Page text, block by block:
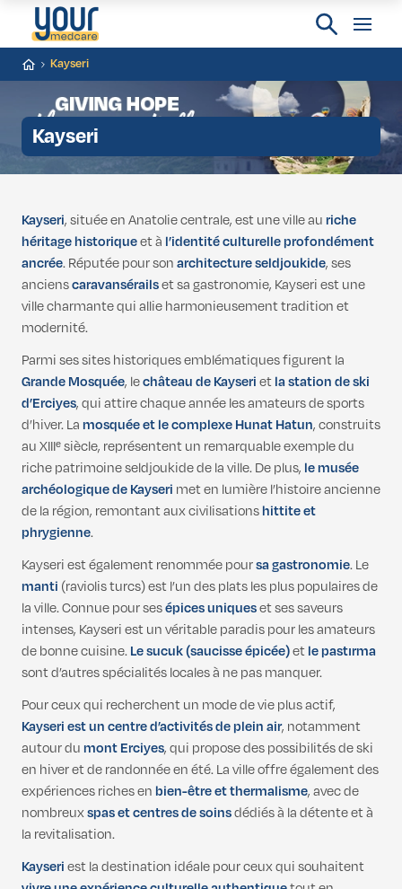
Kayseri
Kayseri
Kayseri, située en Anatolie centrale, est une ville auriche
héritage historiqueet à l’identité culturelle profondément
ancrée. Réputée pour sonarchitecture seldjoukide, ses
ancienscaravansérailset sa gastronomie, Kayseri est une
ville charmante qui allie harmonieusement tradition et
modernité.
Parmi ses sites historiques emblématiques figurent la
Grande Mosquée, lechâteau de Kayserietla station de ski
d’Erciyes, qui attire chaque année les amateurs de sports
d’hiver. Lamosquée et le complexe Hunat Hatun, construits
au XIIIᵉ siècle, représentent un remarquable exemple du
riche patrimoine seldjoukide de la ville. De plus, le musée
archéologique de Kayseri met en lumière l’histoire ancienne
de la région, remontant aux civilisationshittite et
phrygienne.
Kayseri est également renommée poursa gastronomie. Le
manti (raviolis turcs) est l’un des plats les plus populaires de
la ville. Connue pour sesépices uniqueset ses saveurs
intenses, Kayseri est un véritable paradis pour les amateurs
de bonne cuisine.Le sucuk (saucisse épicée)etle pastırma
sont d’autres spécialités locales à ne pas manquer.
Pour ceux qui recherchent un mode de vie plus actif,
Kayseri est un centre d’activités de plein air, notamment
autour dumont Erciyes, qui propose des possibilités de ski
en hiver et de randonnée en été. La ville offre également des
expériences riches enbien-être et thermalisme, avec de
nombreuxspas et centres de soinsdédiés à la détente et à
la revitalisation.
Kayseriest la destination idéale pour ceux qui souhaitent